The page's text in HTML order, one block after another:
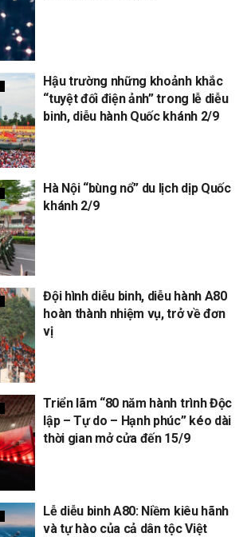
Hậu trường những khoảnh khắc
“tuyệt đối điện ảnh” trong lễ diễu
binh, diễu hành Quốc khánh 2/9
Hà Nội “bùng nổ” du lịch dịp Quốc
khánh 2/9
Đội hình diễu binh, diễu hành A80
hoàn thành nhiệm vụ, trở về đơn
vị
Triển lãm “80 năm hành trình Độc
lập – Tự do – Hạnh phúc” kéo dài
thời gian mở cửa đến 15/9
Lễ diễu binh A80: Niềm kiêu hãnh
và tự hào của cả dân tộc Việt